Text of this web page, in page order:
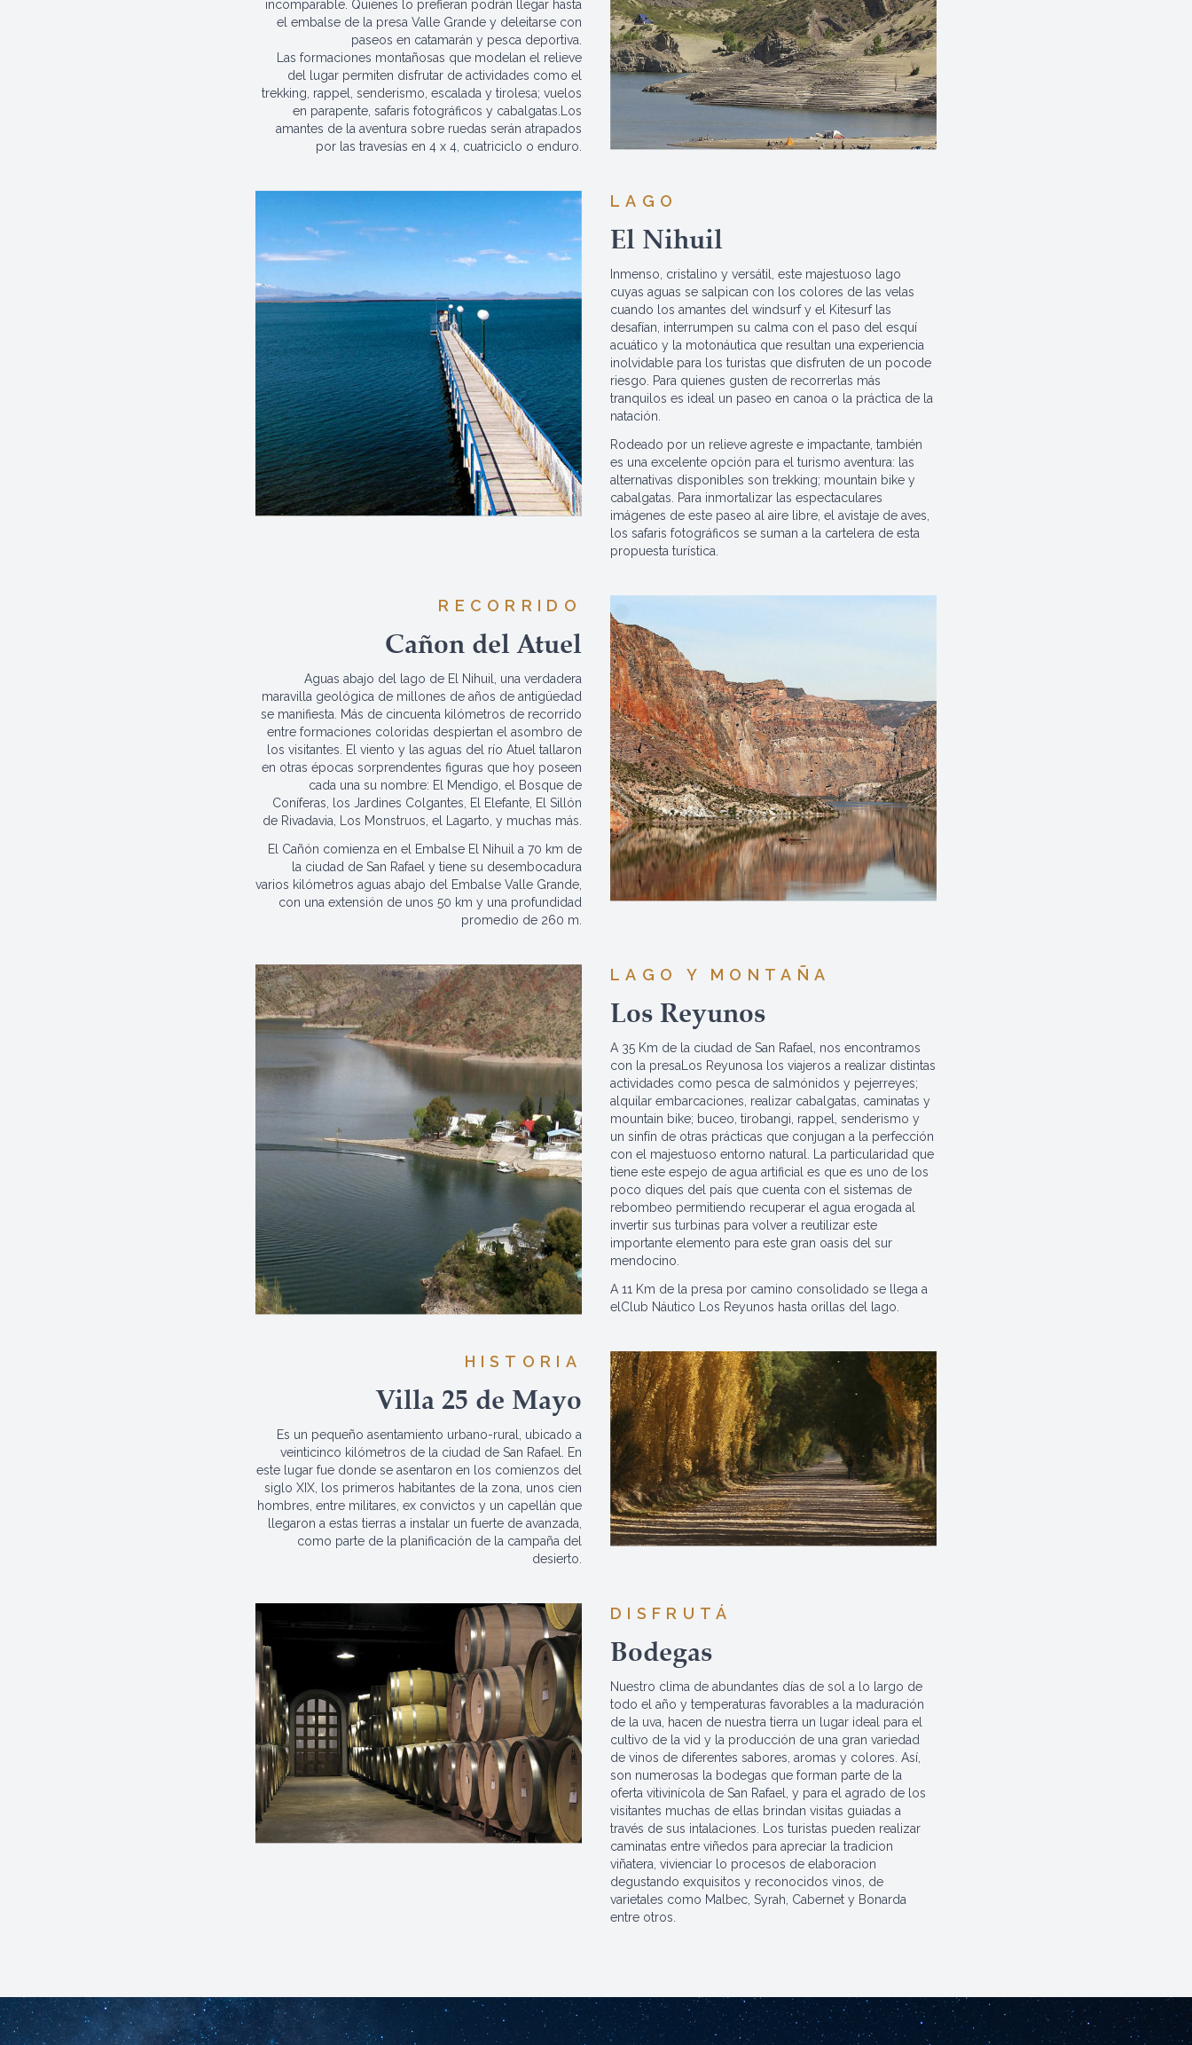
incomparable. Quienes lo prefieran podrán llegar hasta
el embalse de la presa Valle Grande y deleitarse con
paseos en catamarán y pesca deportiva.
Las formaciones montañosas que modelan el relieve
del lugar permiten disfrutar de actividades como el
trekking, rappel, senderismo, escalada y tirolesa; vuelos
en parapente, safaris fotográficos y cabalgatas.Los
amantes de la aventura sobre ruedas serán atrapados
por las travesías en 4 x 4, cuatriciclo o enduro.
LAGO
El Nihuil
Inmenso, cristalino y versátil, este majestuoso lago
cuyas aguas se salpican con los colores de las velas
cuando los amantes del windsurf y el Kitesurf las
desafían, interrumpen su calma con el paso del esquí
acuático y la motonáutica que resultan una experiencia
inolvidable para los turistas que disfruten de un pocode
riesgo. Para quienes gusten de recorrerlas más
tranquilos es ideal un paseo en canoa o la práctica de la
natación.
Rodeado por un relieve agreste e impactante, también
es una excelente opción para el turismo aventura: las
alternativas disponibles son trekking; mountain bike y
cabalgatas. Para inmortalizar las espectaculares
imágenes de este paseo al aire libre, el avistaje de aves,
los safaris fotográficos se suman a la cartelera de esta
propuesta turística.
RECORRIDO
Cañon del Atuel
Aguas abajo del lago de El Nihuil, una verdadera
maravilla geológica de millones de años de antigüedad
se manifiesta. Más de cincuenta kilómetros de recorrido
entre formaciones coloridas despiertan el asombro de
los visitantes. El viento y las aguas del río Atuel tallaron
en otras épocas sorprendentes figuras que hoy poseen
cada una su nombre: El Mendigo, el Bosque de
Coníferas, los Jardines Colgantes, El Elefante, El Sillón
de Rivadavia, Los Monstruos, el Lagarto, y muchas más.
El Cañón comienza en el Embalse El Nihuil a 70 km de
la ciudad de San Rafael y tiene su desembocadura
varios kilómetros aguas abajo del Embalse Valle Grande,
con una extensión de unos 50 km y una profundidad
promedio de 260 m.
LAGO Y MONTAÑA
Los Reyunos
A 35 Km de la ciudad de San Rafael, nos encontramos
con la presaLos Reyunosa los viajeros a realizar distintas
actividades como pesca de salmónidos y pejerreyes;
alquilar embarcaciones, realizar cabalgatas, caminatas y
mountain bike; buceo, tirobangi, rappel, senderismo y
un sinfín de otras prácticas que conjugan a la perfección
con el majestuoso entorno natural. La particularidad que
tiene este espejo de agua artificial es que es uno de los
poco diques del país que cuenta con el sistemas de
rebombeo permitiendo recuperar el agua erogada al
invertir sus turbinas para volver a reutilizar este
importante elemento para este gran oasis del sur
mendocino.
A 11 Km de la presa por camino consolidado se llega a
elClub Náutico Los Reyunos hasta orillas del lago.
HISTORIA
Villa 25 de Mayo
Es un pequeño asentamiento urbano-rural, ubicado a
veinticinco kilómetros de la ciudad de San Rafael. En
este lugar fue donde se asentaron en los comienzos del
siglo XIX, los primeros habitantes de la zona, unos cien
hombres, entre militares, ex convictos y un capellán que
llegaron a estas tierras a instalar un fuerte de avanzada,
como parte de la planificación de la campaña del
desierto.
DISFRUTÁ
Bodegas
Nuestro clima de abundantes días de sol a lo largo de
todo el año y temperaturas favorables a la maduración
de la uva, hacen de nuestra tierra un lugar ideal para el
cultivo de la vid y la producción de una gran variedad
de vinos de diferentes sabores, aromas y colores. Así,
son numerosas la bodegas que forman parte de la
oferta vitivinícola de San Rafael, y para el agrado de los
visitantes muchas de ellas brindan visitas guiadas a
través de sus intalaciones. Los turistas pueden realizar
caminatas entre viñedos para apreciar la tradicion
viñatera, vivienciar lo procesos de elaboracion
degustando exquisitos y reconocidos vinos, de
varietales como Malbec, Syrah, Cabernet y Bonarda
entre otros.